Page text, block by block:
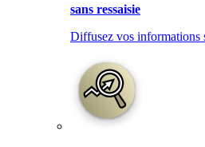
sans ressaisie
Diffusez vos informations